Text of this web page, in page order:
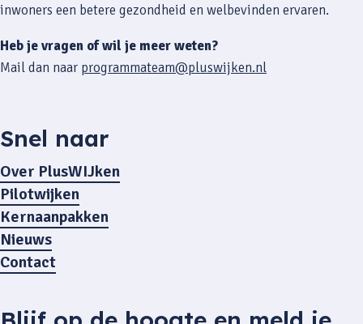
inwoners een betere gezondheid en welbevinden ervaren.
Heb je vragen of wil je meer weten?
Mail dan naar programmateam@pluswijken.nl
Snel naar
Over PlusWIJken
Pilotwijken
Kernaanpakken
Nieuws
Contact